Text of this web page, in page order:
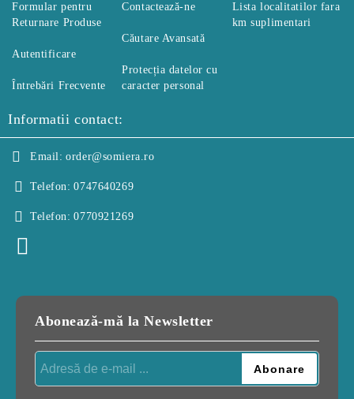
Formular pentru
Returnare Produse
Autentificare
Întrebări Frecvente
Contactează-ne
Căutare Avansată
Protecția datelor cu
caracter personal
Lista localitatilor fara
km suplimentari
Informatii contact:
Email: order@somiera.ro
Telefon: 0747640269
Telefon: 0770921269
Abonează-mă la Newsletter